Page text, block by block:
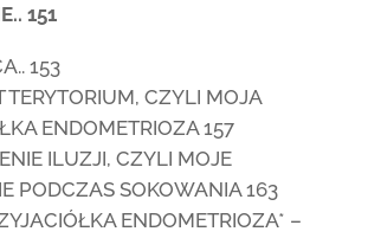
151
153
TERYTORIUM, CZYLI MOJA
ENDOMETRIOZA 157
ILUZJI, CZYLI MOJE
PODCZAS SOKOWANIA 163
ENDOMETRIOZA* –